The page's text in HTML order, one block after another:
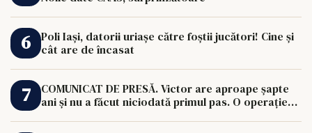
Poli Iași, datorii uriașe către foștii jucători! Cine și
cât are de încasat
COMUNICAT DE PRESĂ. Victor are aproape șapte
ani și nu a făcut niciodată primul pas. O operație